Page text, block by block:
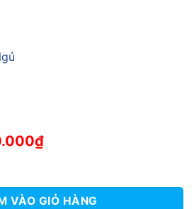
₫Giá
hiện
Xám 2m2 - GNVP02 số lượng
VÀO GIỎ HÀNG